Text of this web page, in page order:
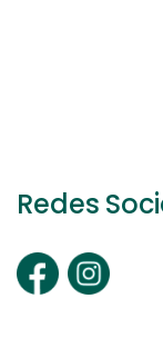
Redes